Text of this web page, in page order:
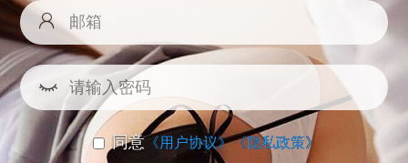
同意《用户协议》《隐私政策》